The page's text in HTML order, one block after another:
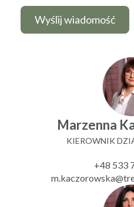
Marzenna
KIEROWNIK
+48 533